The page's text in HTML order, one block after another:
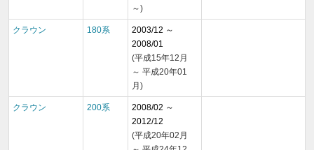
～)
クラウン 180系
2003/12 ～
2008/01
(平成15年12月
～ 平成20年01
月)
クラウン 200系
2008/02 ～
2012/12
(平成20年02月